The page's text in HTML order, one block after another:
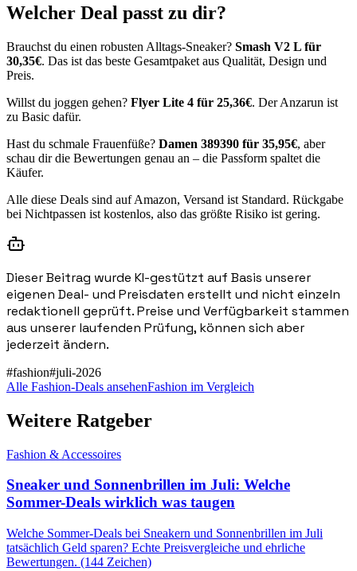
Welcher Deal passt zu dir?
Brauchst du einen robusten Alltags-Sneaker? Smash V2 L für
30,35€. Das ist das beste Gesamtpaket aus Qualität, Design und
Preis.
Willst du joggen gehen? Flyer Lite 4 für 25,36€. Der Anzarun ist
zu Basic dafür.
Hast du schmale Frauenfüße? Damen 389390 für 35,95€, aber
schau dir die Bewertungen genau an – die Passform spaltet die
Käufer.
Alle diese Deals sind auf Amazon, Versand ist Standard. Rückgabe
bei Nichtpassen ist kostenlos, also das größte Risiko ist gering.
Dieser Beitrag wurde KI-gestützt auf Basis unserer
eigenen Deal- und Preisdaten erstellt und nicht einzeln
redaktionell geprüft. Preise und Verfügbarkeit stammen
aus unserer laufenden Prüfung, können sich aber
jederzeit ändern.
#fashion#juli-2026
Alle Fashion-Deals ansehenFashion im Vergleich
Weitere Ratgeber
Fashion & Accessoires
Sneaker und Sonnenbrillen im Juli: Welche
Sommer-Deals wirklich was taugen
Welche Sommer-Deals bei Sneakern und Sonnenbrillen im Juli
tatsächlich Geld sparen? Echte Preisvergleiche und ehrliche
Bewertungen. (144 Zeichen)